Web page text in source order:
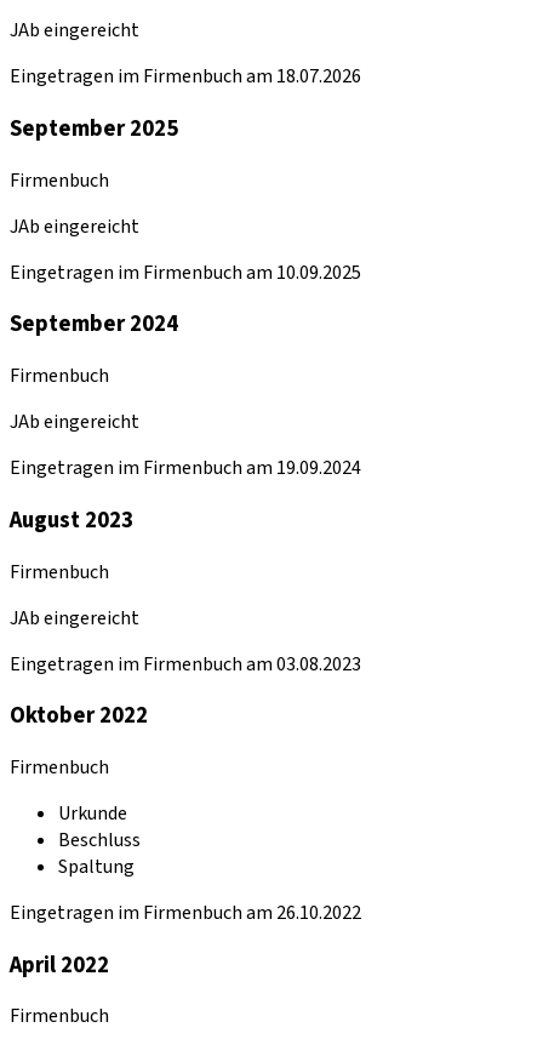
JAb eingereicht
Eingetragen im Firmenbuch am 18.07.2026
September 2025
Firmenbuch
JAb eingereicht
Eingetragen im Firmenbuch am 10.09.2025
September 2024
Firmenbuch
JAb eingereicht
Eingetragen im Firmenbuch am 19.09.2024
August 2023
Firmenbuch
JAb eingereicht
Eingetragen im Firmenbuch am 03.08.2023
Oktober 2022
Firmenbuch
Urkunde
Beschluss
Spaltung
Eingetragen im Firmenbuch am 26.10.2022
April 2022
Firmenbuch